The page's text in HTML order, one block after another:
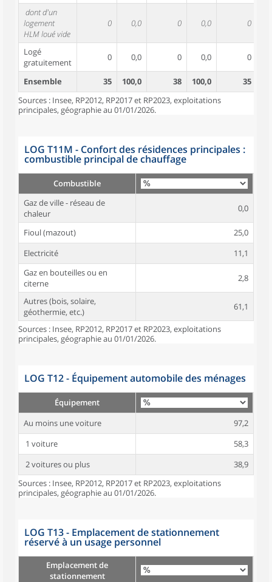
dont d'un
logement
HLM loué vide
0 0,0 0 0,0 0
Logé
gratuitement
0 0,0 0 0,0 0
Ensemble 35 100,0 38 100,0 35
Sources : Insee, RP2012, RP2017 et RP2023, exploitations
principales, géographie au 01/01/2026.
LOG T11M - Confort des résidences principales :
combustible principal de chauffage
Combustible
Gaz de ville - réseau de
chaleur
0,0
Fioul (mazout)
25,0
Electricité
11,1
Gaz en bouteilles ou en
citerne
2,8
Autres (bois, solaire,
géothermie, etc.)
61,1
Sources : Insee, RP2012, RP2017 et RP2023, exploitations
principales, géographie au 01/01/2026.
LOG T12 - Équipement automobile des ménages
Équipement
Au moins une voiture
97,2
1 voiture
58,3
2 voitures ou plus
38,9
Sources : Insee, RP2012, RP2017 et RP2023, exploitations
principales, géographie au 01/01/2026.
LOG T13 - Emplacement de stationnement
réservé à un usage personnel
Emplacement de
stationnement